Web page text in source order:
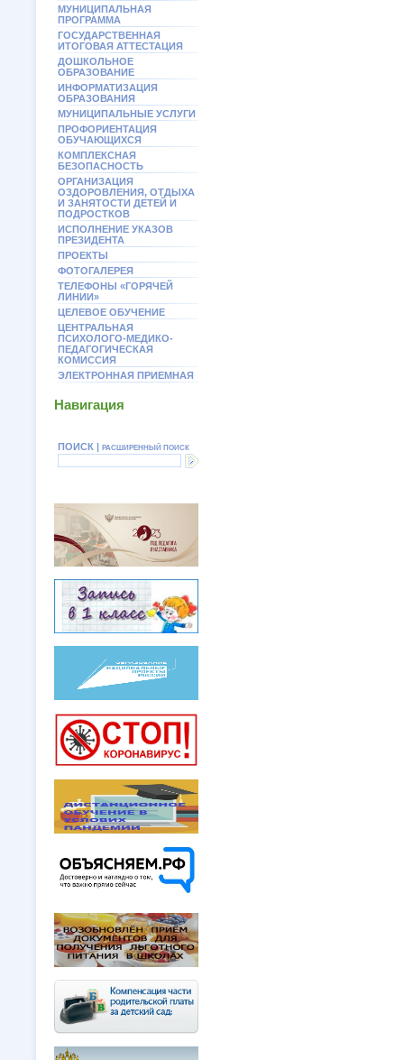
МУНИЦИПАЛЬНАЯ
ПРОГРАММА
ГОСУДАРСТВЕННАЯ
ИТОГОВАЯ АТТЕСТАЦИЯ
ДОШКОЛЬНОЕ
ОБРАЗОВАНИЕ
ИНФОРМАТИЗАЦИЯ
ОБРАЗОВАНИЯ
МУНИЦИПАЛЬНЫЕ УСЛУГИ
ПРОФОРИЕНТАЦИЯ
ОБУЧАЮЩИХСЯ
КОМПЛЕКСНАЯ
БЕЗОПАСНОСТЬ
ОРГАНИЗАЦИЯ
ОЗДОРОВЛЕНИЯ, ОТДЫХА
И ЗАНЯТОСТИ ДЕТЕЙ И
ПОДРОСТКОВ
ИСПОЛНЕНИЕ УКАЗОВ
ПРЕЗИДЕНТА
ПРОЕКТЫ
ФОТОГАЛЕРЕЯ
ТЕЛЕФОНЫ «ГОРЯЧЕЙ
ЛИНИИ»
ЦЕЛЕВОЕ ОБУЧЕНИЕ
ЦЕНТРАЛЬНАЯ
ПСИХОЛОГО-МЕДИКО-
ПЕДАГОГИЧЕСКАЯ
КОМИССИЯ
ЭЛЕКТРОННАЯ ПРИЕМНАЯ
Навигация
ПОИСК | РАСШИРЕННЫЙ ПОИСК